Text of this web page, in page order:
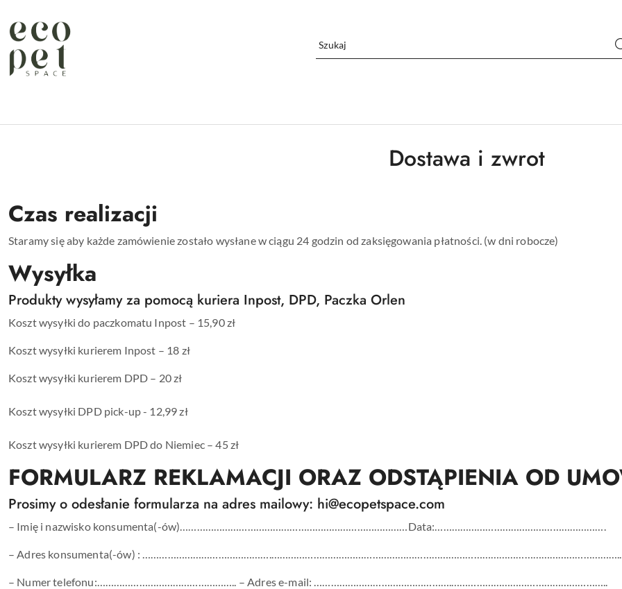
Dostawa i zwrot
Czas realizacji
Staramy się aby każde zamówienie zostało wysłane w ciągu 24 godzin od zaksięgowania płatności. (w dni robocze)
Wysyłka
Produkty wysyłamy za pomocą kuriera Inpost, DPD, Paczka Orlen
Koszt wysyłki do paczkomatu Inpost – 15,90 zł
Koszt wysyłki kurierem Inpost – 18 zł
Koszt wysyłki kurierem DPD – 20 zł
Koszt wysyłki DPD pick-up - 12,99 zł
Koszt wysyłki kurierem DPD do Niemiec – 45 zł
FORMULARZ REKLAMACJI ORAZ ODSTĄPIENIA OD
Prosimy o odesłanie formularza na adres mailowy: hi@ecopetspace.com
– Imię i nazwisko konsumenta(-ów)………………………………………………………………………Data:…………………………………………………….
– Adres konsumenta(-ów) : ……………………………………….……………………………………………………………………………………………………………..
– Numer telefonu:………………………………………….. – Adres e-mail: ………………………………………….………………………………………………..